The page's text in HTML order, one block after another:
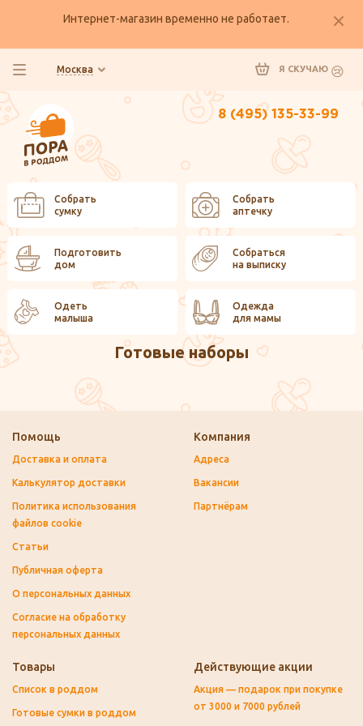
Интернет-магазин временно не работает.
Москва Я СКУЧАЮ
8 (495) 135-33-99
Собрать
сумку
Собрать
аптечку
Подготовить
дом
Собраться
на выписку
Одеть
малыша
Одежда
для мамы
Главная Готовые наборы
Помощь
Доставка и оплата
Калькулятор доставки
Политика использования
файлов cookie
Статьи
Публичная оферта
О персональных данных
Согласие на обработку
персональных данных
Компания
Адреса
Вакансии
Партнёрам
Товары
Список в роддом
Готовые сумки в роддом
Действующие акции
Акция — подарок при покупке
от 3000 и 7000 рублей